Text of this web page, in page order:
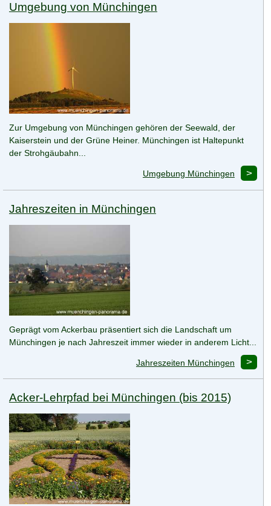
Umgebung von Münchingen
Zur Umgebung von Münchingen gehören der Seewald, der
Kaiserstein und der Grüne Heiner. Münchingen ist Haltepunkt
der Strohgäubahn...
Umgebung Münchingen
Jahreszeiten in Münchingen
Geprägt vom Ackerbau präsentiert sich die Landschaft um
Münchingen je nach Jahreszeit immer wieder in anderem Licht...
Jahreszeiten Münchingen
Acker-Lehrpfad bei Münchingen (bis 2015)